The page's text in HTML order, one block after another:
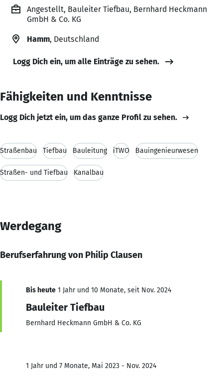
Angestellt, Bauleiter Tiefbau, Bernhard Heckmann
GmbH & Co. KG
Hamm, Deutschland
Logg Dich ein, um alle Einträge zu sehen.
Fähigkeiten und Kenntnisse
Logg Dich jetzt ein, um das ganze Profil zu sehen.
Straßenbau Tiefbau Bauleitung iTWO Bauingenieurwesen
Straßen- und Tiefbau Kanalbau
Werdegang
Berufserfahrung von Philip Clausen
Bis heute 1 Jahr und 10 Monate, seit Nov. 2024
Bauleiter Tiefbau
Bernhard Heckmann GmbH & Co. KG
1 Jahr und 7 Monate, Mai 2023 - Nov. 2024